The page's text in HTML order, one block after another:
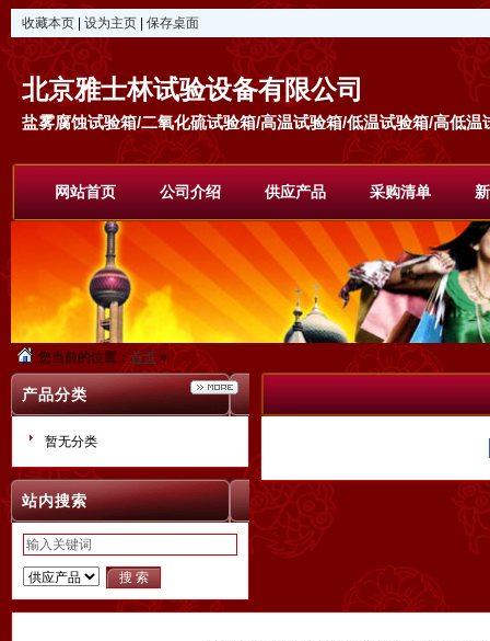
收藏本页 设为主页 保存桌面
北京雅士林试验设备有限公司
盐雾腐蚀试验箱/二氧化硫试验箱/高温试验箱/低温试验箱/高低温
网站首页 公司介绍 供应产品 采购清单
您当前的位置：首页 »
产品分类
暂无分类
站内搜索